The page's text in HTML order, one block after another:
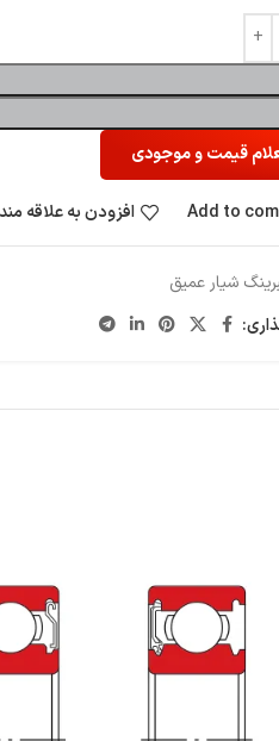
قیمت و موجودی
Add to افزودن به علاقه
شیار عمیق